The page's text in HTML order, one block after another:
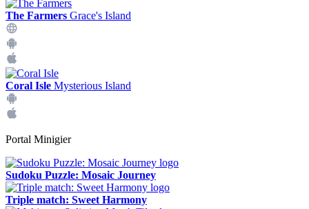
The Farmers Grace's Island
Coral Isle Mysterious Island
Portal Minigier
Sudoku Puzzle: Mosaic Journey
Triple match: Sweet Harmony